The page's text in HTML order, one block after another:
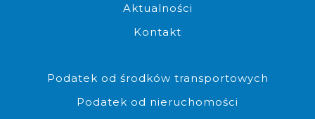
Aktualności
Kontakt
Możliwość złożenia
Podatek od środków transportowych
Podatek od nieruchomości